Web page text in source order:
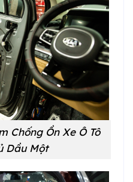
Chống Ồn Xe Ô Tô
Dầu Một